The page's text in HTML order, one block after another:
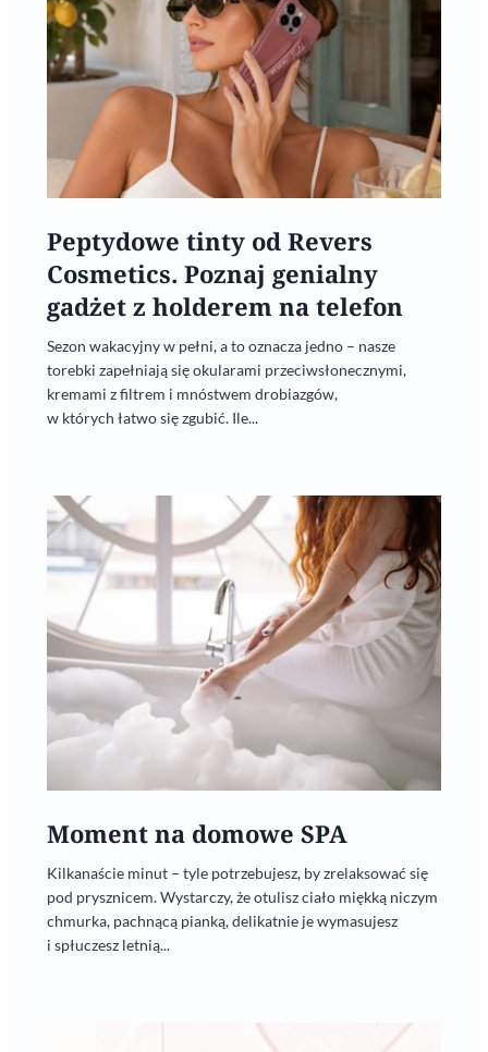
Peptydowe tinty od Revers
Cosmetics. Poznaj genialny
gadżet z holderem na telefon
Sezon wakacyjny w pełni, a to oznacza jedno – nasze
torebki zapełniają się okularami przeciwsłonecznymi,
kremami z filtrem i mnóstwem drobiazgów,
w których łatwo się zgubić. Ile...
Moment na domowe SPA
Kilkanaście minut – tyle potrzebujesz, by zrelaksować się
pod prysznicem. Wystarczy, że otulisz ciało miękką niczym
chmurka, pachnącą pianką, delikatnie je wymasujesz
i spłuczesz letnią...